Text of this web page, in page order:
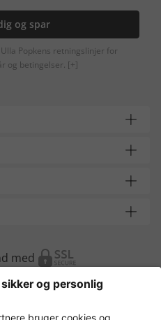
og spar
Popkens retningslinjer for
og betingelser. [+]
med